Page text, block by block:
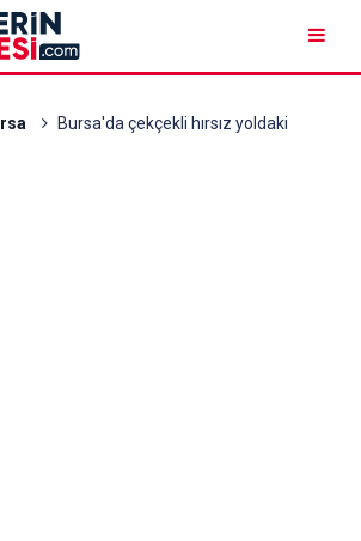
Bursa'da çekçekli hırsız yoldaki